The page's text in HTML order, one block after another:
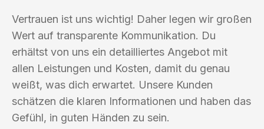
Vertrauen ist uns wichtig! Daher legen wir großen
Wert auf transparente Kommunikation. Du
erhältst von uns ein detailliertes Angebot mit
allen Leistungen und Kosten, damit du genau
weißt, was dich erwartet. Unsere Kunden
schätzen die klaren Informationen und haben das
Gefühl, in guten Händen zu sein.